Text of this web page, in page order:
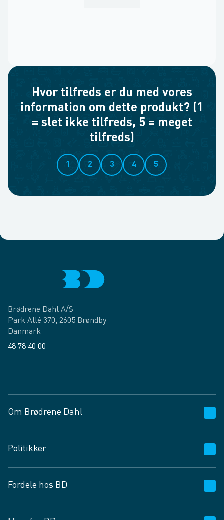
Hvor tilfreds er du med vores
information om dette produkt? (1
= slet ikke tilfreds, 5 = meget
tilfreds)
1 2 3 4 5
Brødrene Dahl A/S
Park Allé 370, 2605 Brøndby
Danmark
48 78 40 00
Om Brødrene Dahl
Vagttelefon 30 10 89 89
Spørgsmål og svar
Job og karriere
Fødevarekontrolrapport
Politikker
Privatlivspolitik
Cookies
Fordele hos BD